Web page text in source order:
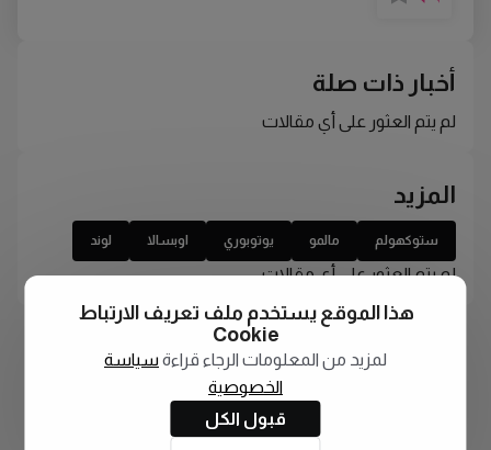
أخبار ذات صلة
لم يتم العثور على أي مقالات
المزيد
ستوكهولم مالمو يوتوبوري اوبسالا لوند
لم يتم العثور على أي مقالات
هذا الموقع يستخدم ملف تعريف الارتباط
Cookie
لمزيد من المعلومات الرجاء قراءة سياسة
الخصوصية
قبول الكل